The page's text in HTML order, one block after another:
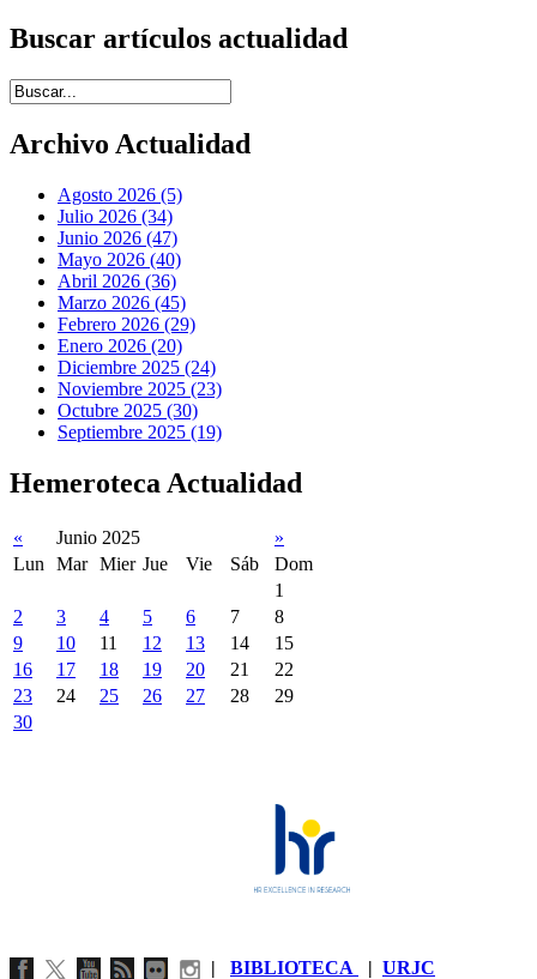
Buscar artículos actualidad
Introduce términos de búsqueda
Archivo Actualidad
Agosto 2026 (5)
Julio 2026 (34)
Junio 2026 (47)
Mayo 2026 (40)
Abril 2026 (36)
Marzo 2026 (45)
Febrero 2026 (29)
Enero 2026 (20)
Diciembre 2025 (24)
Noviembre 2025 (23)
Octubre 2025 (30)
Septiembre 2025 (19)
Hemeroteca Actualidad
« Junio 2025
»
Lun
Mar Mier Jue Vie Sáb
Dom
1
2
3 4 5 6 7
8
9
10 11 12 13 14
15
16
17 18 19 20 21
22
23
24 25 26 27 28
29
30
| BIBLIOTECA | URJC